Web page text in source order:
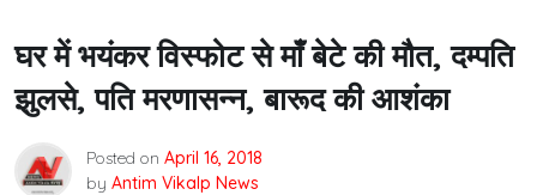
घर में भयंकर विस्फोट से माँ बेटे की मौत, दम्पति
झुलसे, पति मरणासन्न, बारूद की आशंका
Posted on April 16, 2018
by Antim Vikalp News